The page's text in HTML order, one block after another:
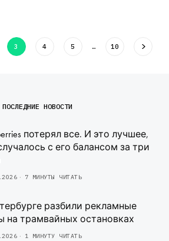
3 4 5 … 10
ПОСЛЕДНИЕ НОВОСТИ
потерял все. И это лучшее,
с его балансом за три
7 МИНУТЫ ЧИТАТЬ
разбили рекламные
на трамвайных остановках
1 МИНУТУ ЧИТАТЬ